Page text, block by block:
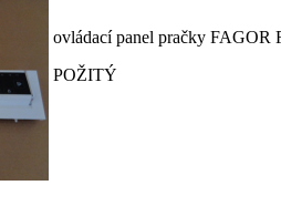
ovládací panel pračky
POŽITÝ